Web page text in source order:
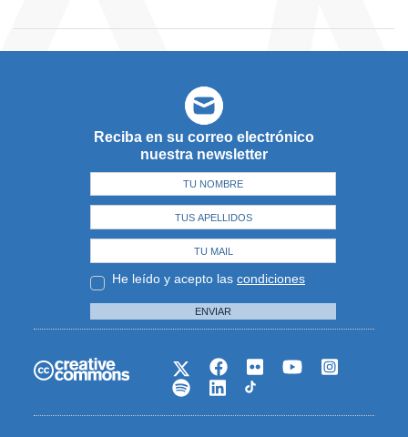
Reciba en su correo electrónico
nuestra newsletter
He leído y acepto las condiciones
ENVIAR